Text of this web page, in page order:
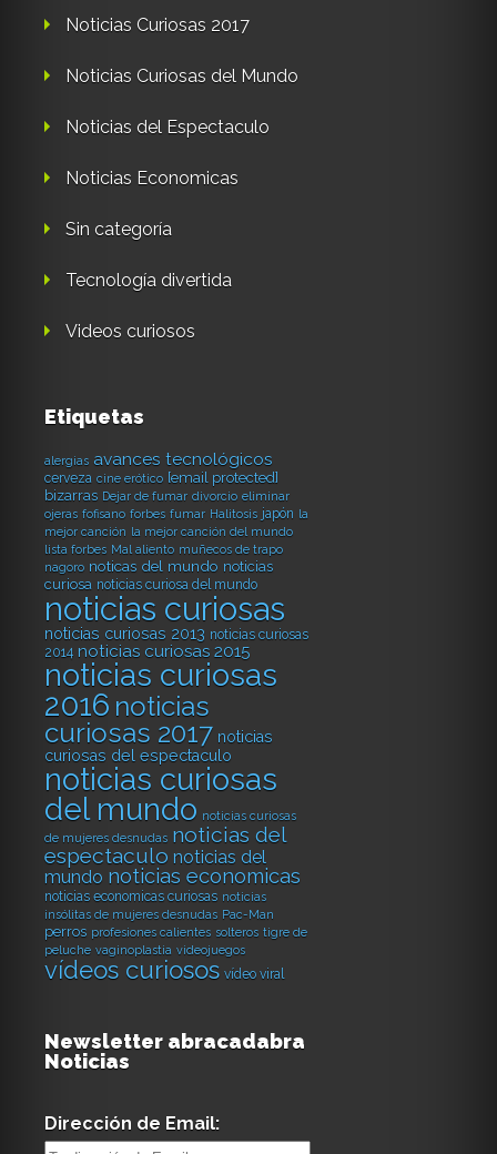
Noticias Curiosas 2017
Noticias Curiosas del Mundo
Noticias del Espectaculo
Noticias Economicas
Sin categoría
Tecnología divertida
Videos curiosos
Etiquetas
alergias avances tecnológicos
cerveza cine erótico [email protected]
bizarras Dejar de fumar divorcio eliminar
ojeras fofisano forbes fumar Halitosis japón la
mejor canción la mejor canción del mundo
lista forbes Mal aliento muñecos de trapo
nagoro noticas del mundo noticias
curiosa noticias curiosa del mundo
noticias curiosas
noticias curiosas 2013 noticias curiosas
2014 noticias curiosas 2015
noticias curiosas
2016 noticias
curiosas 2017 noticias
curiosas del espectaculo
noticias curiosas
del mundo noticias curiosas
de mujeres desnudas noticias del
espectaculo noticias del
mundo noticias economicas
noticias economicas curiosas noticias
insólitas de mujeres desnudas Pac-Man
perros profesiones calientes solteros tigre de
peluche vaginoplastia videojuegos
vídeos curiosos vídeo viral
Newsletter abracadabra
Noticias
Dirección de Email: